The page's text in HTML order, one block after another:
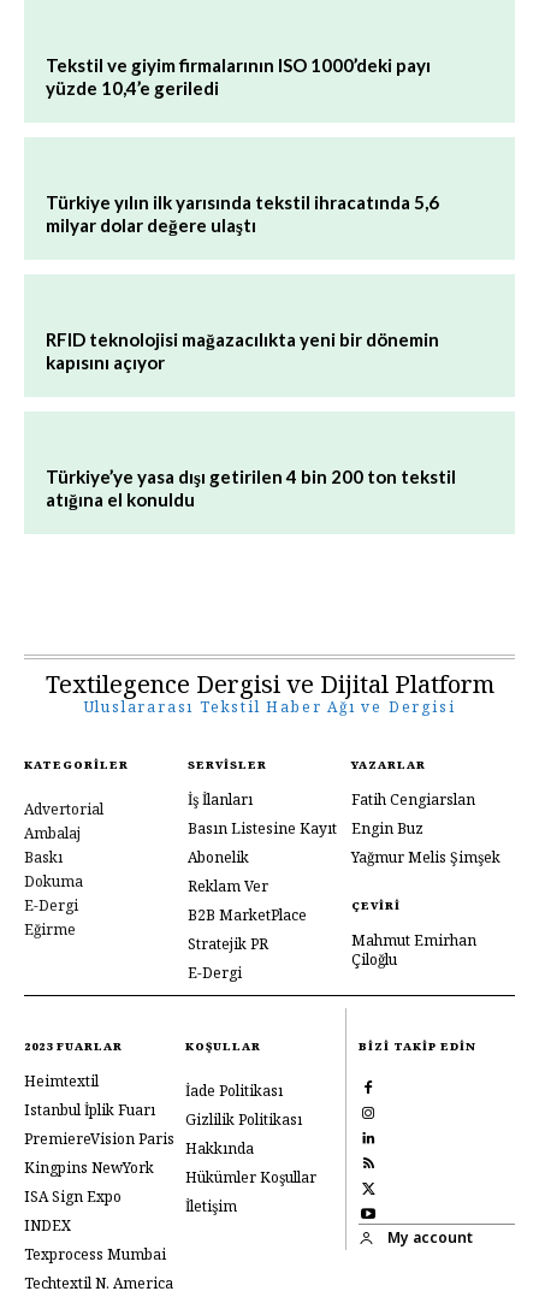
Tekstil ve giyim firmalarının ISO 1000’deki payı
yüzde 10,4’e geriledi
Türkiye yılın ilk yarısında tekstil ihracatında 5,6
milyar dolar değere ulaştı
RFID teknolojisi mağazacılıkta yeni bir dönemin
kapısını açıyor
Türkiye’ye yasa dışı getirilen 4 bin 200 ton tekstil
atığına el konuldu
Textilegence Dergisi ve Dijital Platform
Uluslararası Tekstil Haber Ağı ve Dergisi
KATEGORILER
Advertorial
Ambalaj
Baskı
Dokuma
E-Dergi
Eğirme
SERVISLER
İş İlanları
Basın Listesine Kayıt
Abonelik
Reklam Ver
B2B MarketPlace
Stratejik PR
E-Dergi
YAZARLAR
Fatih Cengiarslan
Engin Buz
Yağmur Melis Şimşek
ÇEVIRI
Mahmut Emirhan
Çiloğlu
2023 FUARLAR
Heimtextil
Istanbul İplik Fuarı
PremiereVision Paris
Kingpins NewYork
ISA Sign Expo
INDEX
Texprocess Mumbai
Techtextil N. America
KOŞULLAR
İade Politikası
Gizlilik Politikası
Hakkında
Hükümler Koşullar
İletişim
BIZI TAKIP EDIN
My account